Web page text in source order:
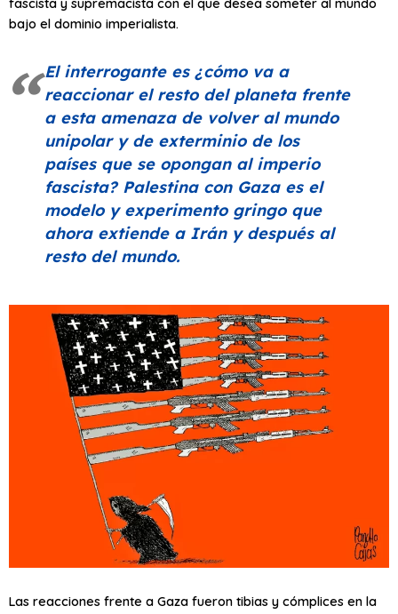
bajo el dominio imperialista.
El interrogante es ¿cómo va a
reaccionar el resto del planeta frente
a esta amenaza de volver al mundo
unipolar y de exterminio de los
países que se opongan al imperio
fascista? Palestina con Gaza es el
modelo y experimento gringo que
ahora extiende a Irán y después al
resto del mundo.
Las reacciones frente a Gaza fueron tibias y cómplices en la